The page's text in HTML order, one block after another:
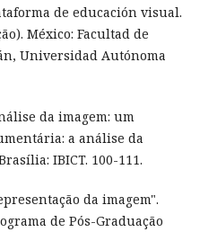
de educación visual.
México: Facultad de
Universidad Autónoma
da imagem: um
a análise da
IBICT. 100-111.
da imagem".
de Pós-Graduação